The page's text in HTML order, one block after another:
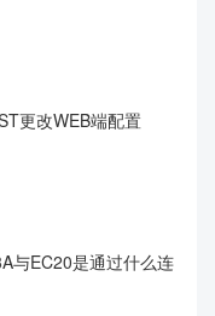
更改WEB端配置
与EC20是通过什么连